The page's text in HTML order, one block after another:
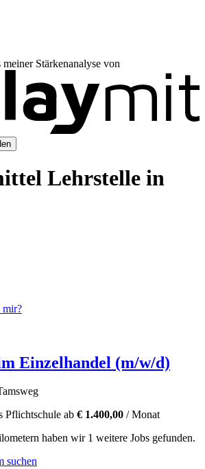
meiner Stärkenanalyse von
Lehrstelle in
mir?
Einzelhandel (m/w/d)
Pflichtschule ab € 1.400,00 / Monat
haben wir 1 weitere Jobs gefunden.
suchen